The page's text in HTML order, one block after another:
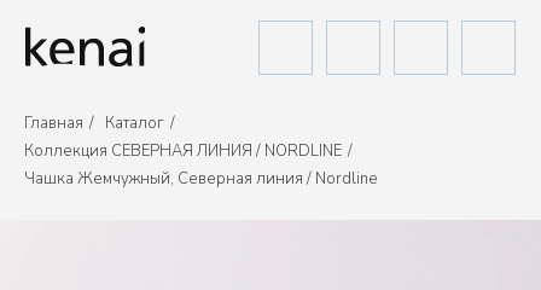
Главная / Каталог /
Коллекция СЕВЕРНАЯ ЛИНИЯ / NORDLINE /
Чашка Жемчужный, Северная линия / Nordline